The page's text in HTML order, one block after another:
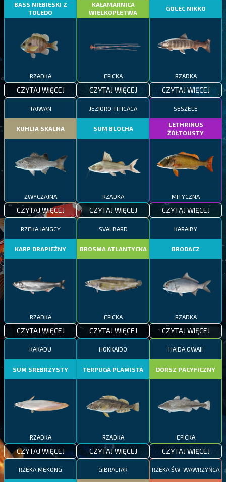
BASS NIEBIESKI Z
TOLEDO
RZADKA
CZYTAJ WIĘCEJ
KAŁAMARNICA
WIELKOPŁETWA
EPICKA
CZYTAJ WIĘCEJ
GOLEC NIKKO
RZADKA
CZYTAJ WIĘCEJ
TAJWAN
KUHLIA SKALNA
ZWYCZAJNA
CZYTAJ WIĘCEJ
JEZIORO TITICACA
SUM BLOCHA
RZADKA
CZYTAJ WIĘCEJ
SESZELE
LETHRINUS
ŻÓŁTOUSTY
MITYCZNA
CZYTAJ WIĘCEJ
RZEKA JANGCY
KARP DRAPIEŻNY
RZADKA
CZYTAJ WIĘCEJ
SVALBARD
BROSMA ATLANTYCKA
EPICKA
CZYTAJ WIĘCEJ
KARAIBY
BRODACZ
RZADKA
CZYTAJ WIĘCEJ
KAKADU
SUM SREBRZYSTY
RZADKA
CZYTAJ WIĘCEJ
HOKKAIDO
TERPUGA PLAMISTA
RZADKA
CZYTAJ WIĘCEJ
HAIDA GWAII
DORSZ PACYFICZNY
EPICKA
CZYTAJ WIĘCEJ
RZEKA MEKONG GIBRALTAR RZEKA ŚW. WAWRZYŃCA